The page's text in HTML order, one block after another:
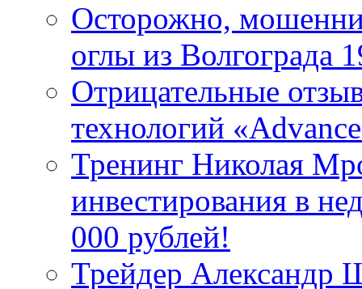
Осторожно,
оглы из Волгограда
Отрицательные
технологий
Тренинг Николая
инвестирования в
000 рублей!
Трейдер Александр